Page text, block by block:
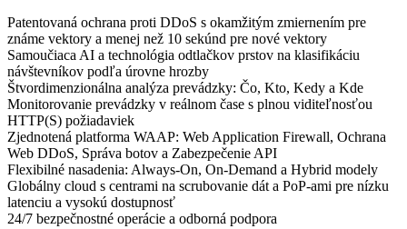
Patentovaná ochrana proti DDoS s okamžitým zmiernením pre
známe vektory a menej než 10 sekúnd pre nové vektory
Samoučiaca AI a technológia odtlačkov prstov na klasifikáciu
návštevníkov podľa úrovne hrozby
Štvordimenzionálna analýza prevádzky: Čo, Kto, Kedy a Kde
Monitorovanie prevádzky v reálnom čase s plnou viditeľnosťou
HTTP(S) požiadaviek
Zjednotená platforma WAAP: Web Application Firewall, Ochrana
Web DDoS, Správa botov a Zabezpečenie API
Flexibilné nasadenia: Always-On, On-Demand a Hybrid modely
Globálny cloud s centrami na scrubovanie dát a PoP-ami pre nízku
latenciu a vysokú dostupnosť
24/7 bezpečnostné operácie a odborná podpora